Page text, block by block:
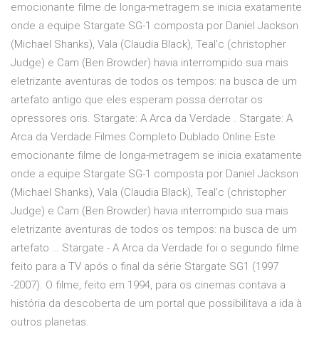
emocionante filme de longa-metragem se inicia exatamente
onde a equipe Stargate SG-1 composta por Daniel Jackson
(Michael Shanks), Vala (Claudia Black), Teal'c (christopher
Judge) e Cam (Ben Browder) havia interrompido sua mais
eletrizante aventuras de todos os tempos: na busca de um
artefato antigo que eles esperam possa derrotar os
opressores oris. Stargate: A Arca da Verdade . Stargate: A
Arca da Verdade Filmes Completo Dublado Online Este
emocionante filme de longa-metragem se inicia exatamente
onde a equipe Stargate SG-1 composta por Daniel Jackson
(Michael Shanks), Vala (Claudia Black), Teal’c (christopher
Judge) e Cam (Ben Browder) havia interrompido sua mais
eletrizante aventuras de todos os tempos: na busca de um
artefato … Stargate - A Arca da Verdade foi o segundo filme
feito para a TV após o final da série Stargate SG1 (1997
-2007). O filme, feito em 1994, para os cinemas contava a
história da descoberta de um portal que possibilitava a ida à
outros planetas.